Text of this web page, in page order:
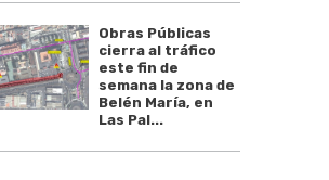
Obras Públicas
cierra al tráfico
este fin de
semana la zona de
Belén María, en
Las Pal...